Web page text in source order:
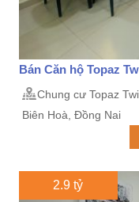
Bán Căn hộ Topaz
Chung cư Topaz
Biên Hoà, Đồng Nai
2.9 tỷ